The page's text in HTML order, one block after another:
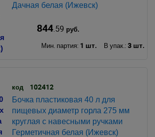
Дачная белая (Ижевск)
844.59 руб.
Мин. партия: 1 шт. В упак.: 3 шт.
код 102412
Бочка пластиковая 40 л для
пищевых диаметр горла 275 мм
круглая с навесными ручками
Герметичная белая (Ижевск)